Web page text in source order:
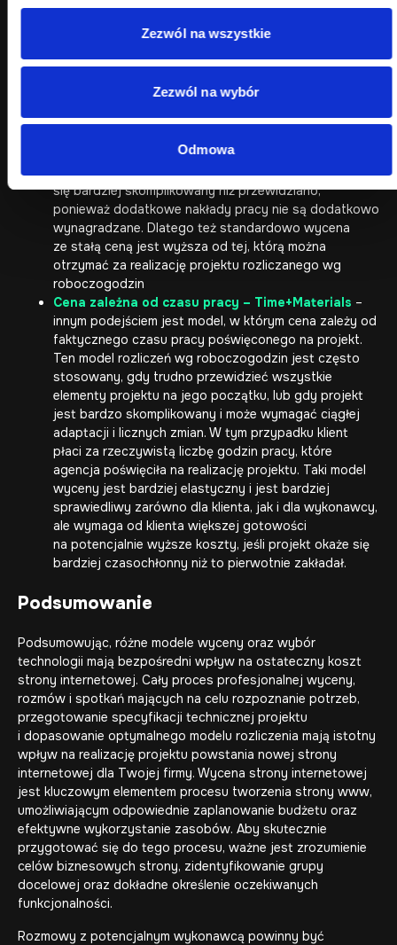
Zezwól na wszystkie
Zezwól na wybór
Odmowa
cena (flat price). Jest to z góry ustalona kwota, którą
niezależnie od ilości poświęconego czasu i zasobów.
Ten model jest często preferowany przez klientów,
i unikać niespodziewanych wydatków. Stała cena jest
możliwa do ustalenia, gdy zakres projektu jest
znaczących zmian w trakcie realizacji. Dla agencji taki
model wyceny może być ryzykowny, jeśli projekt okaże
się bardziej skomplikowany niż przewidziano,
ponieważ dodatkowe nakłady pracy nie są dodatkowo
wynagradzane. Dlatego też standardowo wycena
ze stałą ceną jest wyższa od tej, którą można
otrzymać za realizację projektu rozliczanego wg
roboczogodzin
Cena zależna od czasu pracy – Time+Materials –
innym podejściem jest model, w którym cena zależy od
faktycznego czasu pracy poświęconego na projekt.
Ten model rozliczeń wg roboczogodzin jest często
stosowany, gdy trudno przewidzieć wszystkie
elementy projektu na jego początku, lub gdy projekt
jest bardzo skomplikowany i może wymagać ciągłej
adaptacji i licznych zmian. W tym przypadku klient
płaci za rzeczywistą liczbę godzin pracy, które
agencja poświęciła na realizację projektu. Taki model
wyceny jest bardziej elastyczny i jest bardziej
sprawiedliwy zarówno dla klienta, jak i dla wykonawcy,
ale wymaga od klienta większej gotowości
na potencjalnie wyższe koszty, jeśli projekt okaże się
bardziej czasochłonny niż to pierwotnie zakładał.
Podsumowanie
Podsumowując, różne modele wyceny oraz wybór
technologii mają bezpośredni wpływ na ostateczny koszt
strony internetowej. Cały proces profesjonalnej wyceny,
rozmów i spotkań mających na celu rozpoznanie potrzeb,
przegotowanie specyfikacji technicznej projektu
i dopasowanie optymalnego modelu rozliczenia mają istotny
wpływ na realizację projektu powstania nowej strony
internetowej dla Twojej firmy. Wycena strony internetowej
jest kluczowym elementem procesu tworzenia strony www,
umożliwiającym odpowiednie zaplanowanie budżetu oraz
efektywne wykorzystanie zasobów. Aby skutecznie
przygotować się do tego procesu, ważne jest zrozumienie
celów biznesowych strony, zidentyfikowanie grupy
docelowej oraz dokładne określenie oczekiwanych
funkcjonalności.
Rozmowy z potencjalnym wykonawcą powinny być